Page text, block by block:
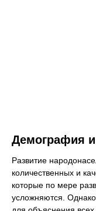
Демография и
Развитие
количественных и
которые по мере
усложняются.